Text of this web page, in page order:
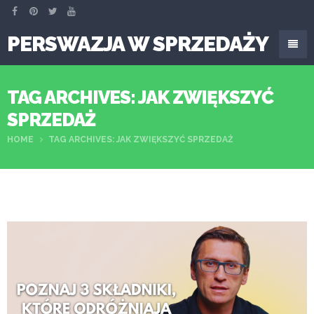
PERSWAZJA W SPRZEDAŻY
TAG ARCHIVES: JAK ZWIĘKSZYĆ
SPRZEDAŻ
HOME TAG ARCHIVES: JAK ZWIĘKSZYĆ SPRZEDAŻ